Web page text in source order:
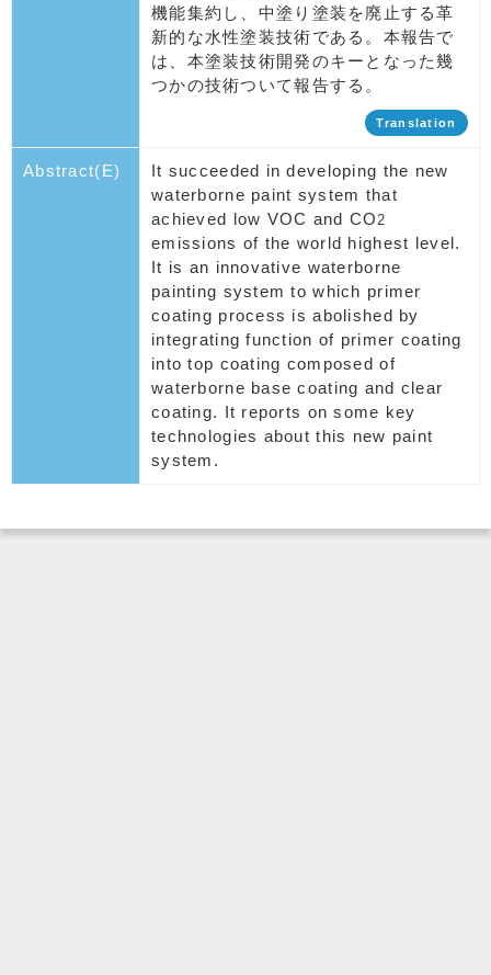
機能集約し、中塗り塗装を廃止する革
新的な水性塗装技術である。本報告で
は、本塗装技術開発のキーとなった幾
つかの技術ついて報告する。
Translation
Abstract(E)
It succeeded in developing the new
waterborne paint system that
achieved low VOC and CO2
emissions of the world highest level.
It is an innovative waterborne
painting system to which primer
coating process is abolished by
integrating function of primer coating
into top coating composed of
waterborne base coating and clear
coating. It reports on some key
technologies about this new paint
system.